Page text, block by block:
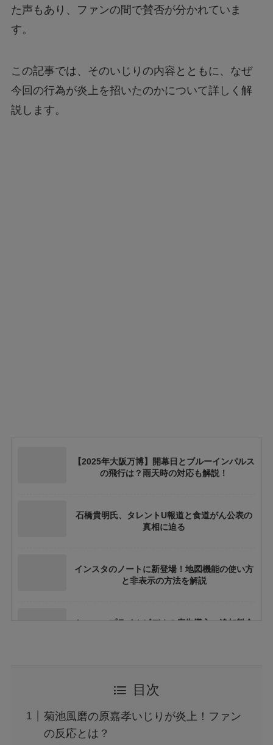
た声もあり、ファンの間で賛否が分かれていま
す。
この記事では、そのいじりの内容とともに、なぜ
今回の行為が炎上を招いたのかについて詳しく解
説します。
【2025年大阪万博】開幕日とブルーインパルス
の飛行は？雨天時の対応も解説！
石橋貴明氏、タレントU報道と食道がん公表の
真相に迫る
インスタのノートに新登場！地図機能の使い方
と非表示の方法を解説
Amazonプライムビデオの広告導入：追加料金
か？間接的影響を徹底解説
大阪万博の500円記念硬貨ってどこにいけばも
目次
菊池風磨の原嘉孝いじりが炎上！ファン
の反応とは？